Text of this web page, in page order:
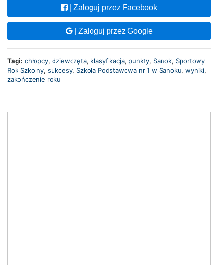
| Zaloguj przez Facebook
| Zaloguj przez Google
Tagi: chłopcy, dziewczęta, klasyfikacja, punkty, Sanok, Sportowy
Rok Szkolny, sukcesy, Szkoła Podstawowa nr 1 w Sanoku, wyniki,
zakończenie roku